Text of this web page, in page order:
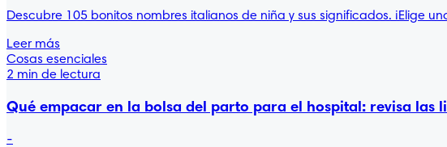
Descubre 105 bonitos nombres italianos de niña y sus significados. ¡Elige
Leer más
Cosas esenciales
2 min de lectura
Qué empacar en la bolsa del parto para el hospital: revisa las
-